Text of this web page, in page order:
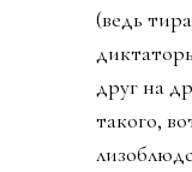
(ведь
друг на
такого,